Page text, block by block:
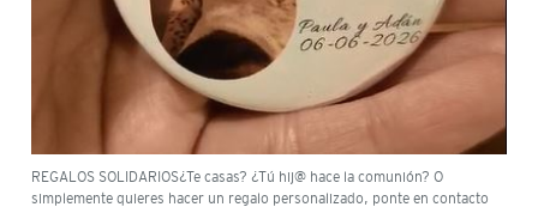
REGALOS SOLIDARIOS¿Te casas? ¿Tú hij@ hace la comunión? O
simplemente quieres hacer un regalo personalizado, ponte en contacto